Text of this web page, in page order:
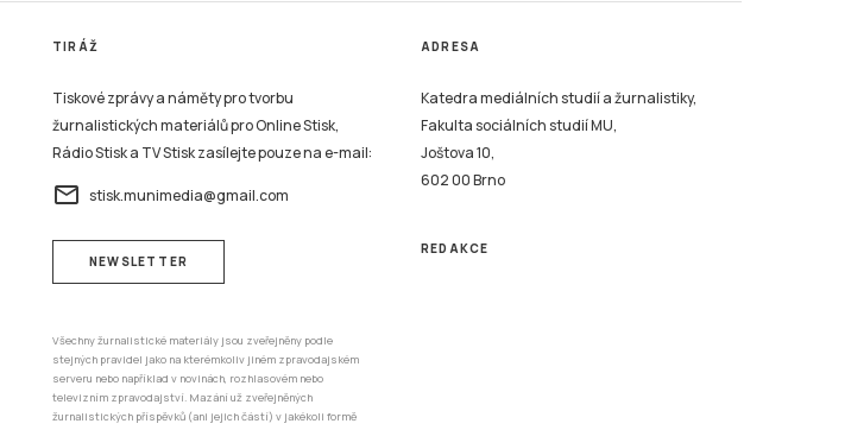
TIRÁŽ
Tiskové zprávy a náměty pro tvorbu
žurnalistických materiálů pro Online Stisk,
Rádio Stisk a TV Stisk zasílejte pouze na e-mail:
email stisk.munimedia@gmail.com
NEWSLETTER
Všechny žurnalistické materiály jsou zveřejněny podle
stejných pravidel jako na kterémkoliv jiném zpravodajském
serveru nebo například v novinách, rozhlasovém nebo
televizním zpravodajství. Mazání už zveřejněných
žurnalistických příspěvků (ani jejich částí) v jakékoli formě
ADRESA
Katedra mediálních studií a žurnalistiky,
Fakulta sociálních studií MU,
Joštova 10,
602 00 Brno
REDAKCE